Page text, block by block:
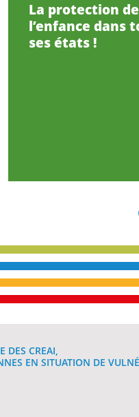
La protection de
l’enfance dans
ses états !
DES CREAI,
EN SITUATION DE